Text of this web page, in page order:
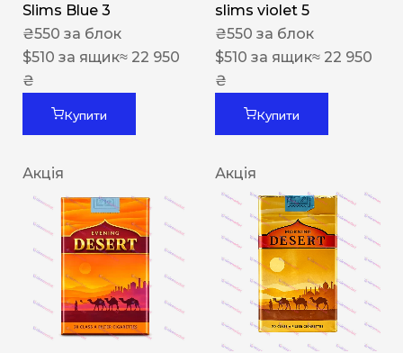
Slims Blue 3
₴550 за блок
$510 за ящик≈ 22 950
₴
Купити
slims violet 5
₴550 за блок
$510 за ящик≈ 22 950
₴
Купити
Акція Акція